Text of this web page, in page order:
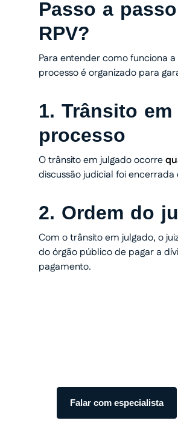
Passo a
RPV?
Para entender como funciona
processo é organizado para
1. Trânsito
processo
O trânsito em julgado ocorre
discussão judicial foi
2. Ordem do
Com o trânsito em julgado, o
do órgão público de pagar a
pagamento.
Falar com especialista